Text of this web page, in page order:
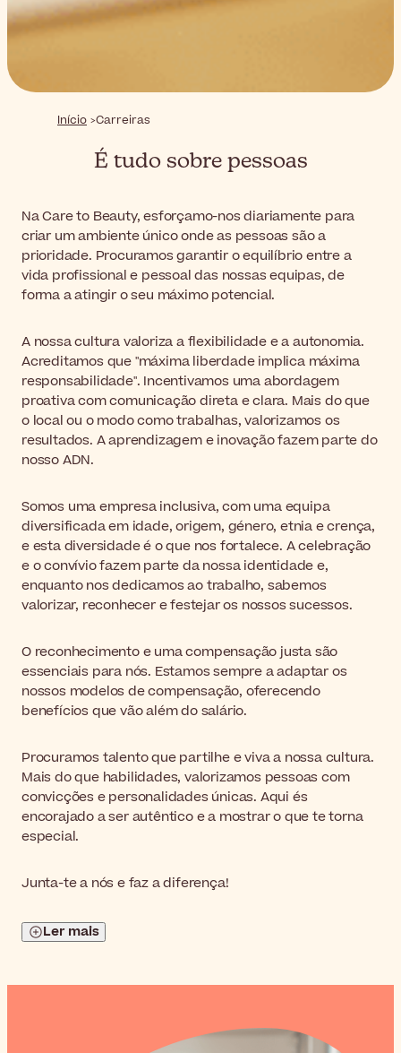
Início Carreiras
É tudo sobre pessoas
Na Care to Beauty, esforçamo-nos diariamente para
criar um ambiente único onde as pessoas são a
prioridade. Procuramos garantir o equilíbrio entre a
vida profissional e pessoal das nossas equipas, de
forma a atingir o seu máximo potencial.
A nossa cultura valoriza a flexibilidade e a autonomia.
Acreditamos que "máxima liberdade implica máxima
responsabilidade". Incentivamos uma abordagem
proativa com comunicação direta e clara. Mais do que
o local ou o modo como trabalhas, valorizamos os
resultados. A aprendizagem e inovação fazem parte do
nosso ADN.
Somos uma empresa inclusiva, com uma equipa
diversificada em idade, origem, género, etnia e crença,
e esta diversidade é o que nos fortalece. A celebração
e o convívio fazem parte da nossa identidade e,
enquanto nos dedicamos ao trabalho, sabemos
valorizar, reconhecer e festejar os nossos sucessos.
O reconhecimento e uma compensação justa são
essenciais para nós. Estamos sempre a adaptar os
nossos modelos de compensação, oferecendo
benefícios que vão além do salário.
Procuramos talento que partilhe e viva a nossa cultura.
Mais do que habilidades, valorizamos pessoas com
convicções e personalidades únicas. Aqui és
encorajado a ser autêntico e a mostrar o que te torna
especial.
Junta-te a nós e faz a diferença!
Ler mais